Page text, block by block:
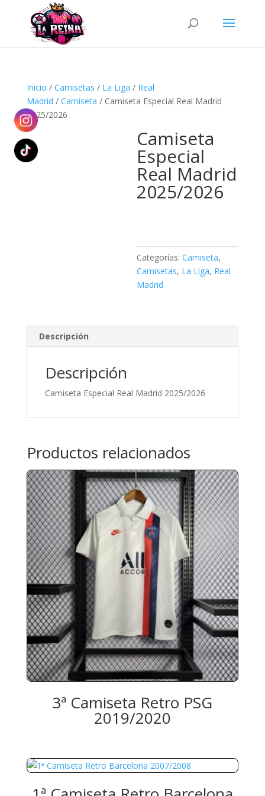
Búsqueda
productos
Inicio / Camisetas / La Liga / Real
Madrid / Camiseta / Camiseta Especial Real Madrid
2025/2026
Camiseta
Especial
Real Madrid
2025/2026
Categorías:Camiseta,
Camisetas, La Liga, Real
Madrid
Descripción
Descripción
Camiseta Especial Real Madrid 2025/2026
Productos relacionados
3ª Camiseta Retro PSG
2019/2020